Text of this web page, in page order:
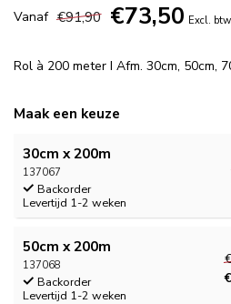
Vanaf €91,90 €73,50 Excl. btw
Rol à 200 meter I Afm. 30cm, 50cm,
Maak een keuze
30cm x 200m
137067
Backorder
Levertijd 1-2 weken
50cm x 200m
137068
Backorder
Levertijd 1-2 weken